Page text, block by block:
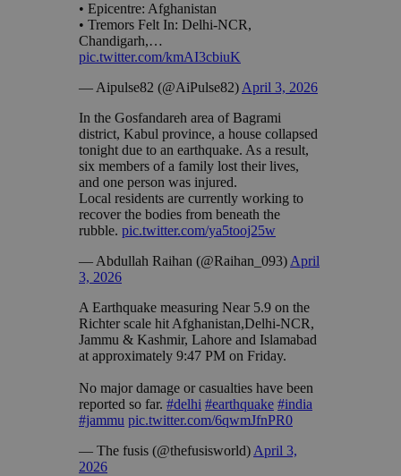
• Epicentre: Afghanistan
• Tremors Felt In: Delhi-NCR,
Chandigarh,…
pic.twitter.com/kmAI3cbiuK
— Aipulse82 (@AiPulse82) April 3, 2026
In the Gosfandareh area of Bagrami
district, Kabul province, a house collapsed
tonight due to an earthquake. As a result,
six members of a family lost their lives,
and one person was injured.
Local residents are currently working to
recover the bodies from beneath the
rubble. pic.twitter.com/ya5tooj25w
— Abdullah Raihan (@Raihan_093) April
3, 2026
A Earthquake measuring Near 5.9 on the
Richter scale hit Afghanistan,Delhi-NCR,
Jammu & Kashmir, Lahore and Islamabad
at approximately 9:47 PM on Friday.
No major damage or casualties have been
reported so far. #delhi #earthquake #india
#jammu pic.twitter.com/6qwmJfnPR0
— The fusis (@thefusisworld) April 3,
2026